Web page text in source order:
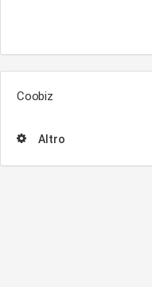
Coobiz
Altro